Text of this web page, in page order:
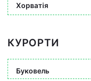
Хорватія
КУРОРТИ
Буковель